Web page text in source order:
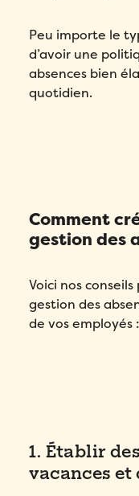
Peu importe le
d’avoir une
absences bien
quotidien.
Comment
gestion des
Voici nos
gestion des
de vos employés :
1. Établir
vacances et